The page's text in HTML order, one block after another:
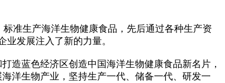
准生产海洋生物健康食品，先后通过各种生产资
发展注入了新的力量。
造蓝色经济区创造中国海洋生物健康食品新名片，
洋生物产业，坚持生产一代、储备一代、研发一